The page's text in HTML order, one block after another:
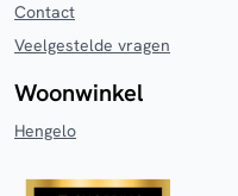
Contact
Veelgestelde vragen
Woonwinkel
Hengelo